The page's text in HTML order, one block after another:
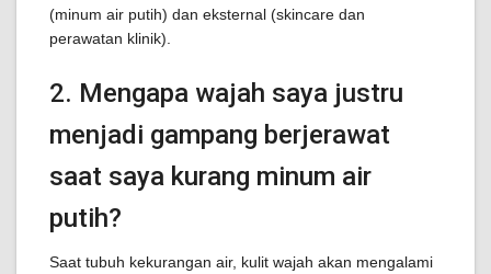
(minum air putih) dan eksternal (skincare dan
perawatan klinik).
2. Mengapa wajah saya justru
menjadi gampang berjerawat
saat saya kurang minum air
putih?
Saat tubuh kekurangan air, kulit wajah akan mengalami